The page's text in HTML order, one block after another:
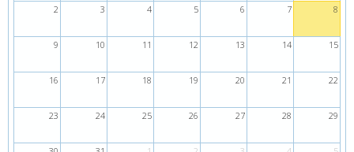
2 3 4 5 6 7 8
9 10 11 12 13 14 15
16 17 18 19 20 21 22
23 24 25 26 27 28 29